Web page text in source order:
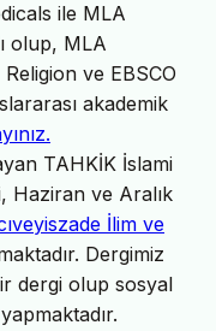
ile MLA
olup, MLA
ve EBSCO
akademik
TAHKİK İslami
Haziran ve Aralık
İlim ve
Dergimiz
dergi olup sosyal